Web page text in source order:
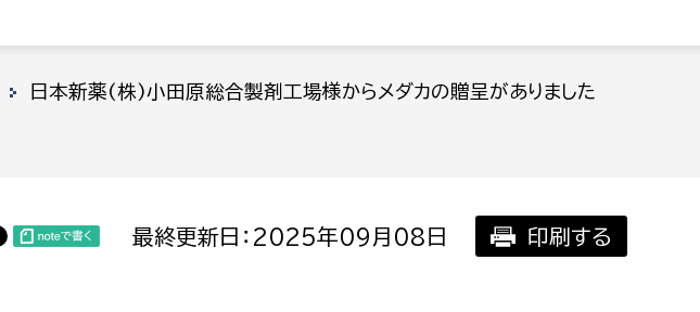
目的を選択
届け出や申請をしたい
職員課
日本新薬(株)小田原総合製剤工場様からメダカの贈呈がありました
最終更新日：2025年09月08日 印刷する